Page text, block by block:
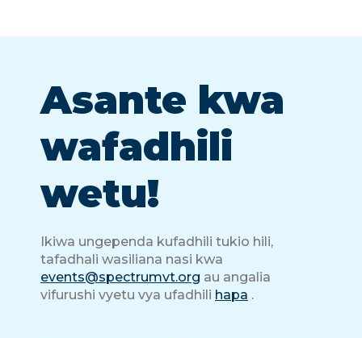
Asante kwa
wafadhili
wetu!
Ikiwa ungependa kufadhili tukio hili,
tafadhali wasiliana nasi kwa
events@spectrumvt.org au angalia
vifurushi vyetu vya ufadhili hapa .